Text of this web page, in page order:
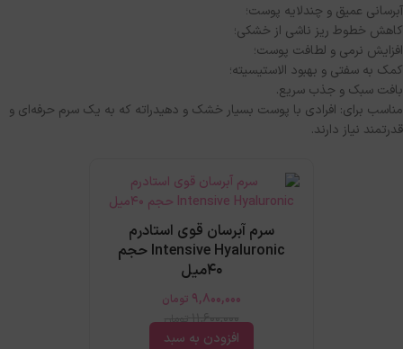
آبرسانی عمیق و چندلایه پوست؛
کاهش خطوط ریز ناشی از خشکی؛
افزایش نرمی و لطافت پوست؛
کمک به سفتی و بهبود الاستیسیته؛
بافت سبک و جذب سریع.
مناسب برای: افرادی با پوست بسیار خشک و دهیدراته که به یک سرم حرفه‌ای و
قدرتمند نیاز دارند.
سرم آبرسان قوی استادرم
Intensive Hyaluronic حجم
40میل
11,600,000 تومان
9,800,000 تومان
افزودن به سبد